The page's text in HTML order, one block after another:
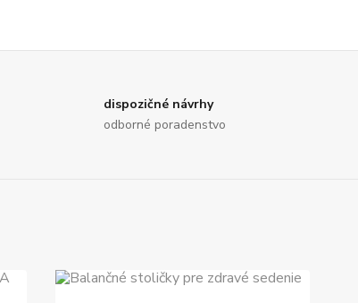
dispozičné návrhy
odborné poradenstvo